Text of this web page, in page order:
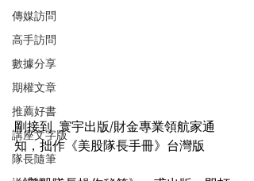
傳媒訪問
高手訪問
數據分享
期權文章
推薦好書
講座文字版
隊長隨筆
剛接到  寰宇出版/財金專業領航家通
知，拙作《美股隊長手冊》台灣版